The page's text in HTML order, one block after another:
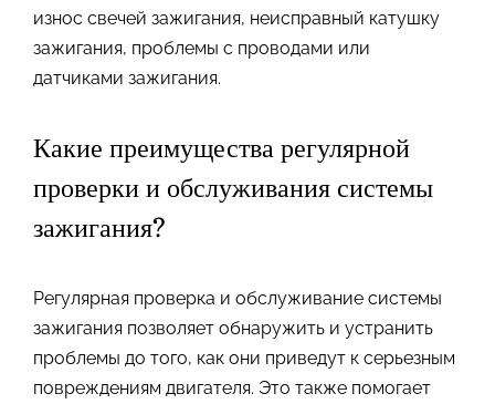
износ свечей зажигания, неисправный катушку
зажигания, проблемы с проводами или
датчиками зажигания.
Какие преимущества регулярной
проверки и обслуживания системы
зажигания?
Регулярная проверка и обслуживание системы
зажигания позволяет обнаружить и устранить
проблемы до того, как они приведут к серьезным
повреждениям двигателя. Это также помогает